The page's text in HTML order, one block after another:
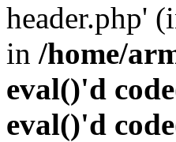
header.php'
in /home/
eval()'d
eval()'d